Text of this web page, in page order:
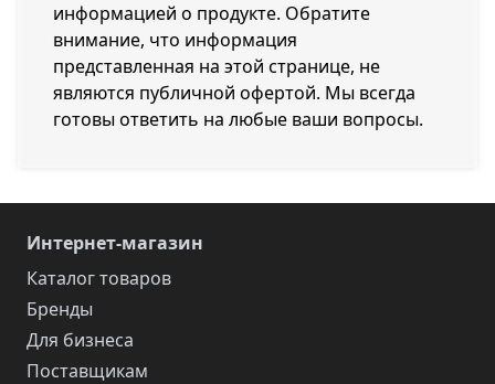
информацией о продукте. Обратите
внимание, что информация
представленная на этой странице, не
являются публичной офертой. Мы всегда
готовы ответить на любые ваши вопросы.
Интернет-магазин
Каталог товаров
Бренды
Для бизнеса
Поставщикам